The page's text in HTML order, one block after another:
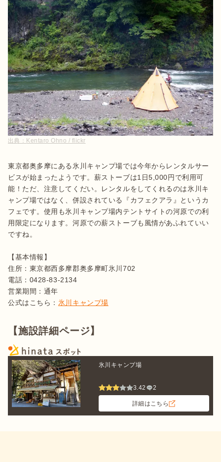
出典： Kentaro Ohno / flickr
東京都奥多摩にある氷川キャンプ場では今年からレンタルサー
ビスが始まったようです。薪ストーブは1日5,000円で利用可
能！ただ、注意してくだい。レンタルをしてくれるのは氷川キ
ャンプ場ではなく、併設されている『カフェクアラ』というカ
フェです。使用も氷川キャンプ場内テントサイトの河原での利
用限定になります。河原での薪ストーブも風情があふれていい
ですね。
【基本情報】
住所：東京都西多摩郡奥多摩町氷川702
電話：0428-83-2134
営業期間：通年
公式はこちら： 氷川キャンプ場
【施設詳細ページ】
氷川キャンプ場
3.42 2
詳細はこちら